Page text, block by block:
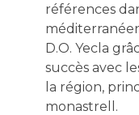
références
D.O. Yecla
succès avec
la région,
monastrell.